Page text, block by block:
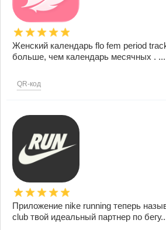
Женский календарь flo fem period
больше, чем календарь месячных . ...
QR-код
Приложение nike running теперь
club твой идеальный партнер по